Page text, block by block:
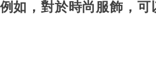
如，對於時尚服飾，可